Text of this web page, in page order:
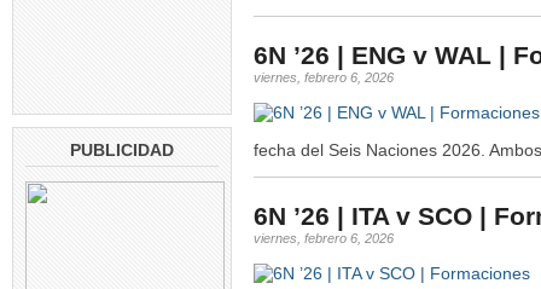
PUBLICIDAD
6N ’26 | ENG v WAL |
viernes, febrero 6, 2026
fecha del Seis Naciones 2026.
6N ’26 | ITA v SCO |
viernes, febrero 6, 2026